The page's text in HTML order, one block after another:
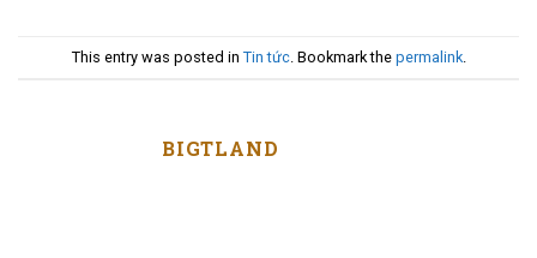
This entry was posted in Tin tức. Bookmark the permalink.
BIGTLAND